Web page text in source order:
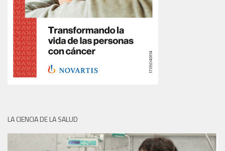
LA CIENCIA DE LA SALUD